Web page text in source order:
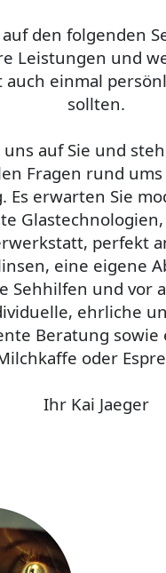
auf den folgenden
Leistungen und
einmal
sollten.
auf Sie und
Fragen rund
Es erwarten Sie
perfekt
eine eigene
Sehhilfen und vor
ehrliche
Beratung sowie
oder
Ihr Kai Jaeger